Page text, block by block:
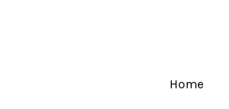
Home